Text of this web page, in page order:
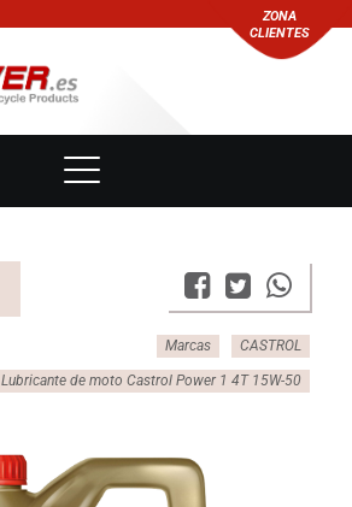
ZONA
CLIENTES
Marcas CASTROL
Lubricante de moto Castrol Power 1 4T 15W-50